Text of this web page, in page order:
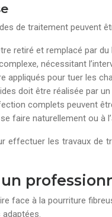
de traitement peuvent
retiré et remplacé par
nécessitant
appliqués pour tuer les
doit être réalisée par
complets peuvent
faire naturellement ou à
effectuer les travaux de
face à la pourriture